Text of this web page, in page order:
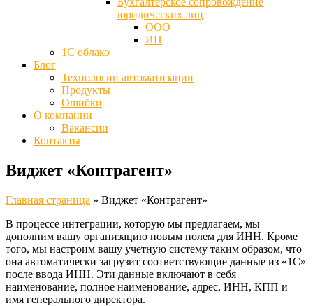
юридических лиц
ООО
ИП
1С облако
Блог
Технологии автоматизации
Продукты
Ошибки
О компании
Вакансии
Контакты
Виджет «Контрагент»
Главная страница » Виджет «Контрагент»
В процессе интеграции, которую мы предлагаем, мы
дополним вашу организацию новым полем для ИНН. Кроме
того, мы настроим вашу учетную систему таким образом, что
она автоматически загрузит соответствующие данные из «1С»
после ввода ИНН. Эти данные включают в себя
наименование, полное наименование, адрес, ИНН, КПП и
имя генерального директора.